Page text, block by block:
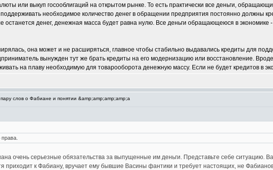
или выкуп госооблигаций на открытом рынке. То есть практически все деньги,
необходимое количество денег в обращении предприятия постоянно должны
останется денег, денежная масса будет равна нулю. Все деньги обращающеюся в экономике -
она может и не расширяться, главное чтобы стабильно выдавались кредиты для
вынужден тут же брать кредиты на его модернизацию или восстановление.
на плаву необходимую для товарооборота денежную массу. Если не будет кредитов в
слов о Фабиане и понятии &amp;amp;amp;amp;a
очень серьезные обязательства за выпущенные им деньги. Представьте себе ситуацию.
приходит к Фабиану, вручает ему бывшие Васины фантики и требует настоящих, не